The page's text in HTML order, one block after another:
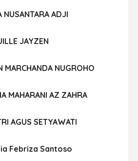
NUSANTARA ADJI
JAYZEN
MARCHANDA NUGROHO
MAHARANI AZ ZAHRA
AGUS SETYAWATI
Febriza Santoso